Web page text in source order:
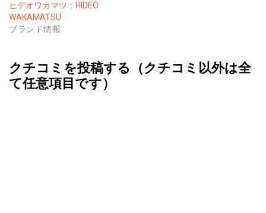
ヒデオワカマツ：HIDEO
WAKAMATSU
ブランド情報
クチコミを投稿する（クチコミ以外は全
て任意項目です）